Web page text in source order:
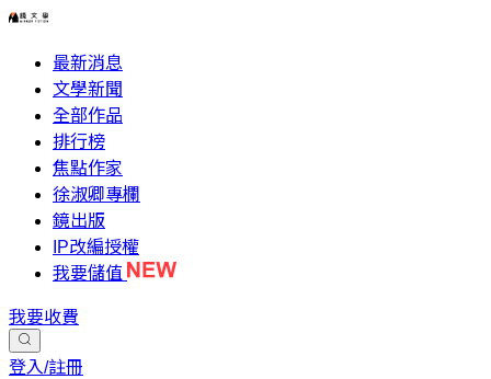
最新消息
文學新聞
全部作品
排行榜
焦點作家
徐淑卿專欄
鏡出版
IP改編授權
我要儲值
我要收費
登入/註冊